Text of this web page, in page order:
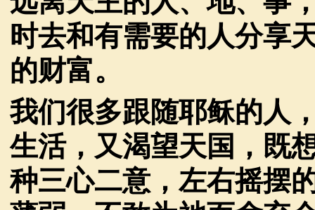
时去和有需要的人分享
的财富。
我们很多跟随耶稣的人
生活，又渴望天国，既
种三心二意，左右摇摆